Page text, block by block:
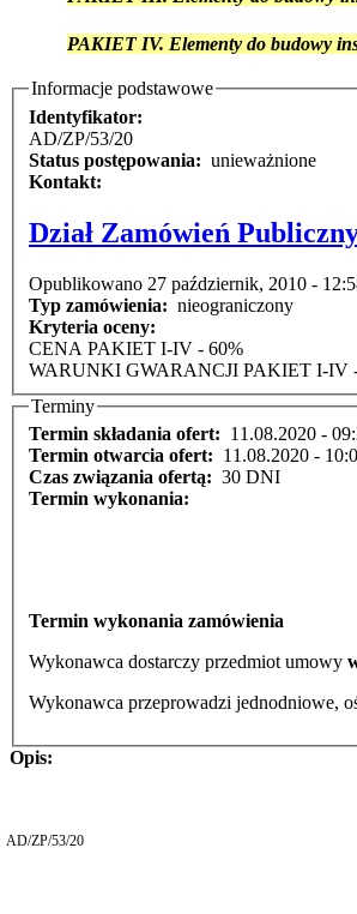
PAKIET IV. Elementy do budowy
Informacje podstawowe
Identyfikator:
AD/ZP/53/20
Status postępowania: unieważnione
Kontakt:
Dział Zamówień
Opublikowano 27 październik, 2010 -
Typ zamówienia: nieograniczony
Kryteria oceny:
CENA PAKIET I-IV - 60%
WARUNKI GWARANCJI PAKIET I-IV
Terminy
Termin składania ofert: 11.08.2020 -
Termin otwarcia ofert: 11.08.2020 -
Czas związania ofertą: 30 DNI
Termin wykonania:
Termin wykonania zamówienia
Wykonawca dostarczy przedmiot umowy
Wykonawca przeprowadzi jednodniowe,
Opis:
AD/ZP/53/20